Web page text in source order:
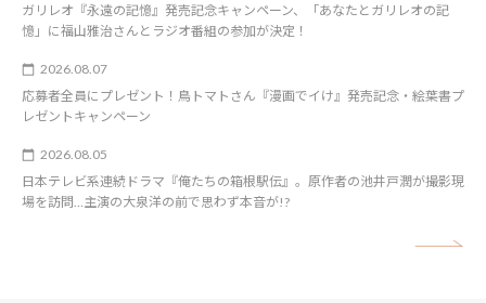
ガリレオ『永遠の記憶』発売記念キャンペーン、「あなたとガリレオの記
憶」に福山雅治さんとラジオ番組の参加が決定！
2026.08.07
応募者全員にプレゼント！鳥トマトさん『漫画でイけ』発売記念・絵葉書プ
レゼントキャンペーン
2026.08.05
日本テレビ系連続ドラマ『俺たちの箱根駅伝』。原作者の池井戸潤が撮影現
場を訪問…主演の大泉洋の前で思わず本音が!?